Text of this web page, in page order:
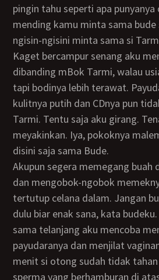
pingin tahu seperti apa
mending kamu minta sama bude
ngisin-ngisini minta sama si
Kaget bercampur senang aku mendengarnya. Kalau
dibanding mBok Tarmi, walau
tapi bodinya lebih terawat.
kulitnya putih dan CDnya pun
Tarmi. Tentu saja aku girang.
meyakinkan. Iya, pokoknya
disini saja sama Bude.
Akupun segera memegang buah dadanya yang besar
dan mengobok-ngobok
tertutup celana dalam. Jangan
dulu biar enak sana, kata
sama telanjang aku mencoba
payudaranya dan menjilat
menit si otong sudah tidak
sperma yang berhamburan di